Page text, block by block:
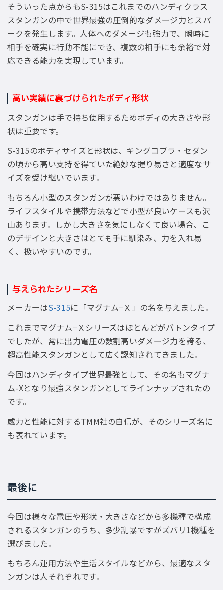
そういった点からもS-315はこれまでのハンディクラス
スタンガンの中で世界最強の圧倒的なダメージ力とスパ
ークを発生します。人体へのダメージも強力で、瞬時に
相手を確実に行動不能にでき、複数の相手にも余裕で対
応できる能力を実現しています。
高い実績に裏づけられたボディ形状
スタンガンは手で持ち使用するためボディの大きさや形
状は重要です。
S-315のボディサイズと形状は、キングコブラ・セダン
の頃から高い支持を得ていた絶妙な握り易さと適度なサ
イズを受け継いでいます。
もちろん小型のスタンガンが悪いわけではありません。
ライフスタイルや携帯方法などで小型が良いケースも沢
山あります。しかし大きさを気にしなくて良い場合、こ
のデザインと大きさはとても手に馴染み、力を入れ易
く、扱いやすいのです。
与えられたシリーズ名
メーカーはS-315に「マグナム−Ｘ」の名を与えました。
これまでマグナム−Ｘシリーズはほとんどがバトンタイプ
でしたが、常に出力電圧の数割高いダメージ力を誇る、
超高性能スタンガンとして広く認知されてきました。
今回はハンディタイプ世界最強として、その名もマグナ
ム-Xとなり最強スタンガンとしてラインナップされたの
です。
威力と性能に対するTMM社の自信が、そのシリーズ名に
も表れています。
最後に
今回は様々な電圧や形状・大きさなどから多機種で構成
されるスタンガンのうち、多少乱暴ですがズバリ1機種を
選びました。
もちろん運用方法や生活スタイルなどから、最適なスタ
ンガンは人それぞれです。